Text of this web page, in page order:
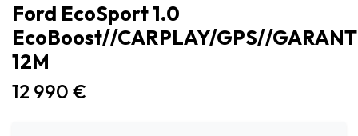
Ford EcoSport 1.0
EcoBoost//CARPLAY/GPS//
12M
12 990 €